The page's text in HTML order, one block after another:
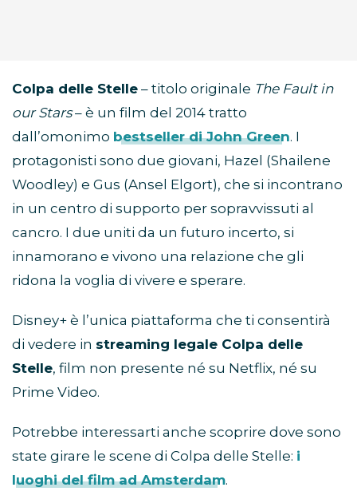
Colpa delle Stelle – titolo originale The Fault in
our Stars– è un film del 2014 tratto
dall’omonimo bestseller di John Green. I
protagonisti sono due giovani, Hazel (Shailene
Woodley) e Gus (Ansel Elgort), che si incontrano
in un centro di supporto per sopravvissuti al
cancro. I due uniti da un futuro incerto, si
innamorano e vivono una relazione che gli
ridona la voglia di vivere e sperare.
Disney+ è l’unica piattaforma che ti consentirà
di vedere in streaming legale Colpa delle
Stelle, film non presente né su Netflix, né su
Prime Video.
Potrebbe interessarti anche scoprire dove sono
state girare le scene di Colpa delle Stelle: i
luoghi del film ad Amsterdam.